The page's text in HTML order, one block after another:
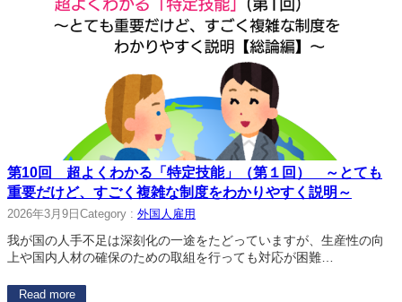
第10回 超よくわかる「特定技能」（第１回） ～とても
重要だけど、すごく複雑な制度をわかりやすく説明～
2026年3月9日 Category : 外国人雇用
我が国の人手不足は深刻化の一途をたどっていますが、生産性の向
上や国内人材の確保のための取組を行っても対応が困難…
Read more